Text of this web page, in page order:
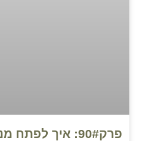
פרק90#: איך